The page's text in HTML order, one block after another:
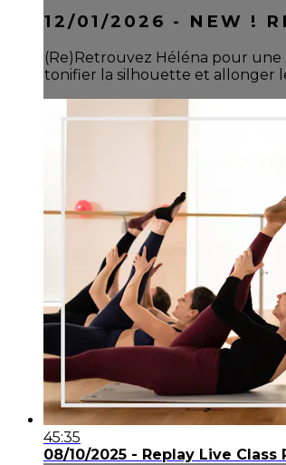
12/01/2026 - NEW !
(Re)Retrouvez Héléna pour une
tonifier la silhouette et allonger
45:35
08/10/2025 - Replay Live Class